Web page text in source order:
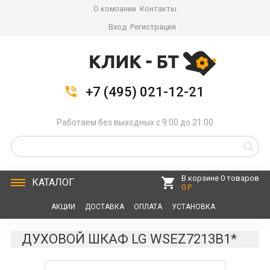
О компании Контакты
Вход Регистрация
+7 (495) 021-12-21
Работаем без выходных с 9:00 до 21:00
КАТАЛОГ
В корзине 0 товаров
0 Р
АКЦИИ ДОСТАВКА ОПЛАТА УСТАНОВКА
СЕРВИС
ДУХОВОЙ ШКАФ LG WSEZ7213B1*